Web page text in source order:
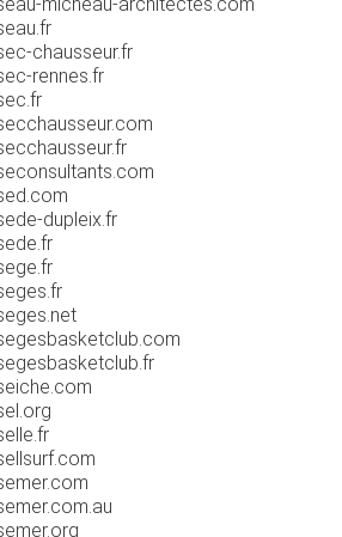
chausseur.fr
rennes.fr
dupleix.fr